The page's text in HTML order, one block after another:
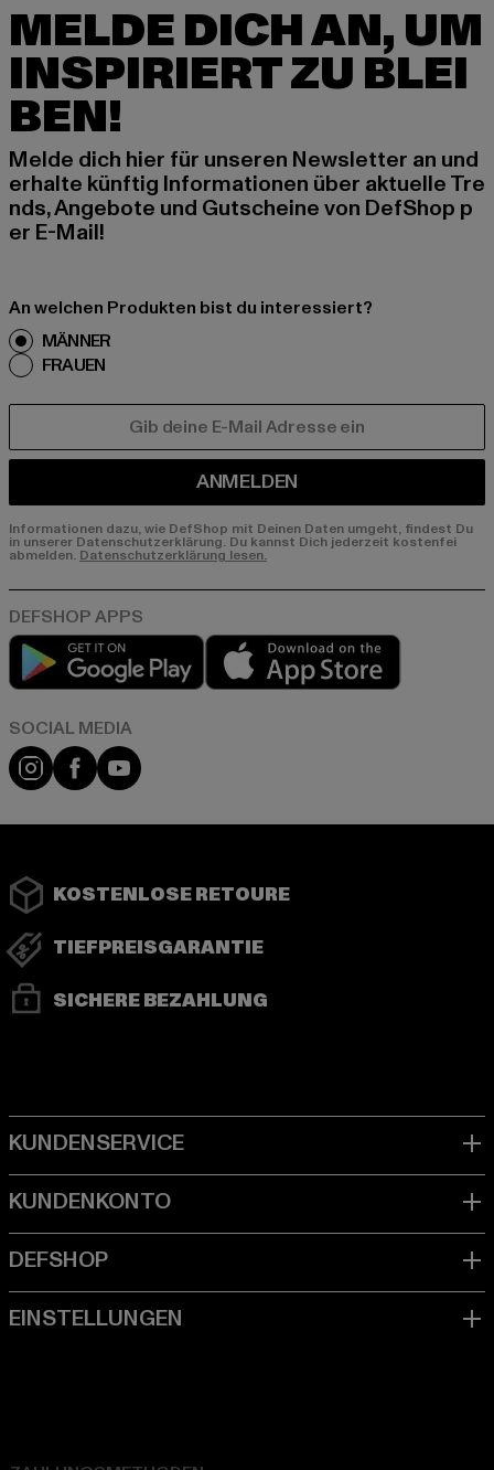
MELDE DICH AN, UM
INSPIRIERT ZU BLEI
BEN!
Melde dich hier für unseren Newsletter an und
erhalte künftig Informationen über aktuelle Tre
nds, Angebote und Gutscheine von DefShop p
er E-Mail!
An welchen Produkten bist du interessiert?
MÄNNER
FRAUEN
ANMELDEN
Informationen dazu, wie DefShop mit Deinen Daten umgeht, findest Du
in unserer Datenschutzerklärung. Du kannst Dich jederzeit kostenfei
abmelden. Datenschutzerklärung lesen.
Play market
Instagram
FacebookYouTube
KOSTENLOSE RETOURE
TIEFPREISGARANTIE
SICHERE BEZAHLUNG